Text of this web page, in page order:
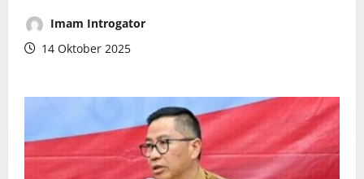
Imam Introgator
14 Oktober 2025